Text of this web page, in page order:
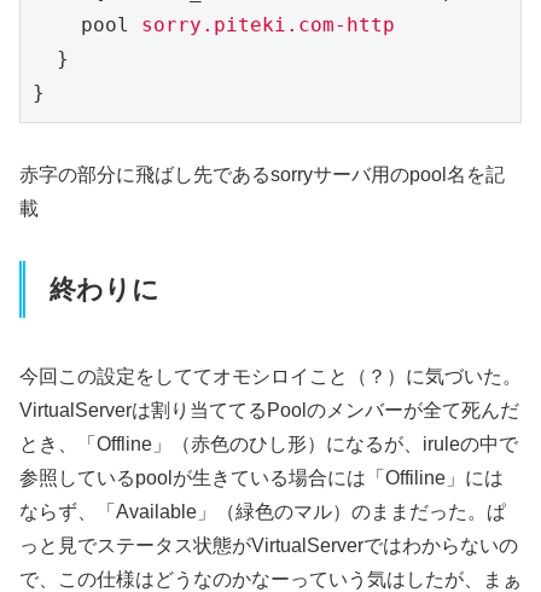
    pool
sorry.piteki.com-http
  }
}
赤字の部分に飛ばし先であるsorryサーバ用のpool名を記
載
終わりに
今回この設定をしててオモシロイこと（？）に気づいた。
VirtualServerは割り当ててるPoolのメンバーが全て死んだ
とき、「Offline」（赤色のひし形）になるが、iruleの中で
参照しているpoolが生きている場合には「Offiline」には
ならず、「Available」（緑色のマル）のままだった。ぱ
っと見でステータス状態がVirtualServerではわからないの
で、この仕様はどうなのかなーっていう気はしたが、まぁ